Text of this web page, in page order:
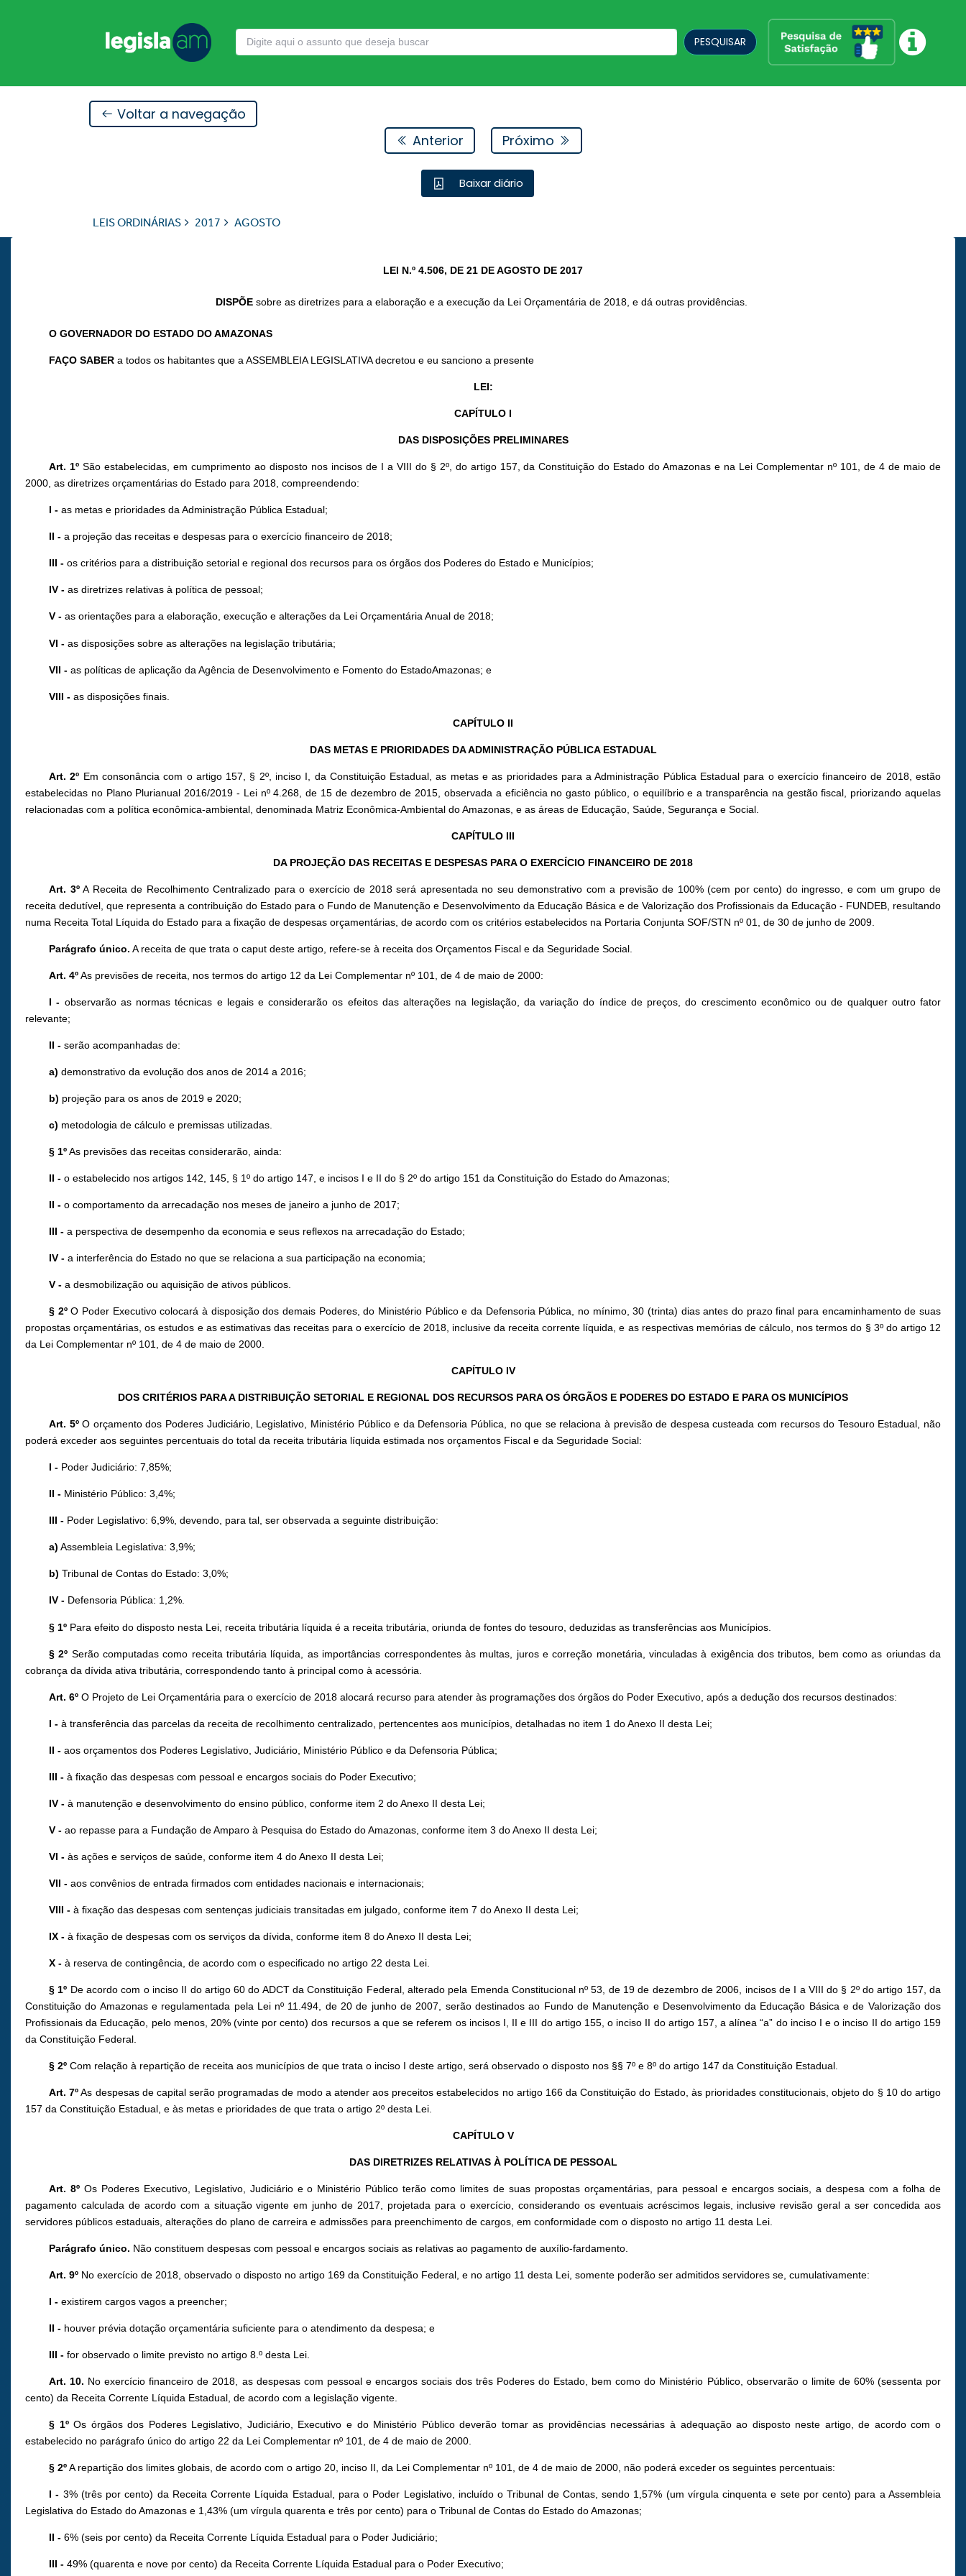
PESQUISAR
Voltar a navegação
Anterior
Próximo
Baixar diário
LEIS ORDINÁRIAS 2017 AGOSTO
LEI N.º 4.506, DE 21 DE AGOSTO DE 2017
DISPÕEsobre as diretrizes para a elaboração e a execução da Lei Orçamentária de 2018, e dá outras providências.
O GOVERNADOR DO ESTADO DO AMAZONAS
FAÇO SABER a todos os habitantes que a ASSEMBLEIA LEGISLATIVA decretou e eu sanciono a presente
LEI:
CAPÍTULO I
DAS DISPOSIÇÕES PRELIMINARES
Art. 1º São estabelecidas, em cumprimento ao disposto nos incisos de I a VIII do § 2º, do artigo 157, da Constituição do Estado do Amazonas e na Lei Complementar nº 101, de 4 de maio de
2000, as diretrizes orçamentárias do Estado para 2018, compreendendo:
I - as metas e prioridades da Administração Pública Estadual;
II - a projeção das receitas e despesas para o exercício financeiro de 2018;
III - os critérios para a distribuição setorial e regional dos recursos para os órgãos dos Poderes do Estado e Municípios;
IV - as diretrizes relativas à política de pessoal;
V - as orientações para a elaboração, execução e alterações da Lei Orçamentária Anual de 2018;
VI - as disposições sobre as alterações na legislação tributária;
VII - as políticas de aplicação da Agência de Desenvolvimento e Fomento do EstadoAmazonas; e
VIII - as disposições finais.
CAPÍTULO II
DAS METAS E PRIORIDADES DA ADMINISTRAÇÃO PÚBLICA ESTADUAL
Art. 2º Em consonância com o artigo 157, § 2º, inciso I, da Constituição Estadual, as metas e as prioridades para a Administração Pública Estadual para o exercício financeiro de 2018, estão
estabelecidas no Plano Plurianual 2016/2019 - Lei nº 4.268, de 15 de dezembro de 2015, observada a eficiência no gasto público, o equilíbrio e a transparência na gestão fiscal, priorizando aquelas
relacionadas com a política econômica-ambiental, denominada Matriz Econômica-Ambiental do Amazonas, e as áreas de Educação, Saúde, Segurança e Social.
CAPÍTULO III
DA PROJEÇÃO DAS RECEITAS E DESPESAS PARA O EXERCÍCIO FINANCEIRO DE 2018
Art. 3ºA Receita de Recolhimento Centralizado para o exercício de 2018 será apresentada no seu demonstrativo com a previsão de 100% (cem por cento) do ingresso, e com um grupo de
receita dedutível, que representa a contribuição do Estado para o Fundo de Manutenção e Desenvolvimento da Educação Básica e de Valorização dos Profissionais da Educação - FUNDEB, resultando
numa Receita Total Líquida do Estado para a fixação de despesas orçamentárias, de acordo com os critérios estabelecidos na Portaria Conjunta SOF/STN nº 01, de 30 de junho de 2009.
Parágrafo único. A receita de que trata o caput deste artigo, refere-se à receita dos Orçamentos Fiscal e da Seguridade Social.
Art. 4ºAs previsões de receita, nos termos do artigo 12 da Lei Complementar nº 101, de 4 de maio de 2000:
I - observarão as normas técnicas e legais e considerarão os efeitos das alterações na legislação, da variação do índice de preços, do crescimento econômico ou de qualquer outro fator
relevante;
II - serão acompanhadas de:
a) demonstrativo da evolução dos anos de 2014 a 2016;
b) projeção para os anos de 2019 e 2020;
c) metodologia de cálculo e premissas utilizadas.
§ 1ºAs previsões das receitas considerarão, ainda:
II - o estabelecido nos artigos 142, 145, § 1º do artigo 147, e incisos I e II do § 2º do artigo 151 da Constituição do Estado do Amazonas;
II - o comportamento da arrecadação nos meses de janeiro a junho de 2017;
III - a perspectiva de desempenho da economia e seus reflexos na arrecadação do Estado;
IV - a interferência do Estado no que se relaciona a sua participação na economia;
V - a desmobilização ou aquisição de ativos públicos.
§ 2ºO Poder Executivo colocará à disposição dos demais Poderes, do Ministério Público e da Defensoria Pública, no mínimo, 30 (trinta) dias antes do prazo final para encaminhamento de suas
propostas orçamentárias, os estudos e as estimativas das receitas para o exercício de 2018, inclusive da receita corrente líquida, e as respectivas memórias de cálculo, nos termos do § 3º do artigo 12
da Lei Complementar nº 101, de 4 de maio de 2000.
CAPÍTULO IV
DOS CRITÉRIOS PARA A DISTRIBUIÇÃO SETORIAL E REGIONAL DOS RECURSOS PARA OS ÓRGÃOS E PODERES DO ESTADO E PARA OS MUNICÍPIOS
Art. 5ºO orçamento dos Poderes Judiciário, Legislativo, Ministério Público e da Defensoria Pública, no que se relaciona à previsão de despesa custeada com recursos do Tesouro Estadual, não
poderá exceder aos seguintes percentuais do total da receita tributária líquida estimada nos orçamentos Fiscal e da Seguridade Social:
I - Poder Judiciário: 7,85%;
II - Ministério Público: 3,4%;
III - Poder Legislativo: 6,9%, devendo, para tal, ser observada a seguinte distribuição:
a) Assembleia Legislativa: 3,9%;
b) Tribunal de Contas do Estado: 3,0%;
IV - Defensoria Pública: 1,2%.
§ 1º Para efeito do disposto nesta Lei, receita tributária líquida é a receita tributária, oriunda de fontes do tesouro, deduzidas as transferências aos Municípios.
§ 2º Serão computadas como receita tributária líquida, as importâncias correspondentes às multas, juros e correção monetária, vinculadas à exigência dos tributos, bem como as oriundas da
cobrança da dívida ativa tributária, correspondendo tanto à principal como à acessória.
Art. 6º O Projeto de Lei Orçamentária para o exercício de 2018 alocará recurso para atender às programações dos órgãos do Poder Executivo, após a dedução dos recursos destinados:
I - à transferência das parcelas da receita de recolhimento centralizado, pertencentes aos municípios, detalhadas no item 1 do Anexo II desta Lei;
II - aos orçamentos dos Poderes Legislativo, Judiciário, Ministério Público e da Defensoria Pública;
III - à fixação das despesas com pessoal e encargos sociais do Poder Executivo;
IV - à manutenção e desenvolvimento do ensino público, conforme item 2 do Anexo II desta Lei;
V - ao repasse para a Fundação de Amparo à Pesquisa do Estado do Amazonas, conforme item 3 do Anexo II desta Lei;
VI - às ações e serviços de saúde, conforme item 4 do Anexo II desta Lei;
VII - aos convênios de entrada firmados com entidades nacionais e internacionais;
VIII - à fixação das despesas com sentenças judiciais transitadas em julgado, conforme item 7 do Anexo II desta Lei;
IX - à fixação de despesas com os serviços da dívida, conforme item 8 do Anexo II desta Lei;
X - à reserva de contingência, de acordo com o especificado no artigo 22 desta Lei.
§ 1º De acordo com o inciso II do artigo 60 do ADCT da Constituição Federal, alterado pela Emenda Constitucional nº 53, de 19 de dezembro de 2006, incisos de I a VIII do § 2º do artigo 157, da
Constituição do Amazonas e regulamentada pela Lei nº 11.494, de 20 de junho de 2007, serão destinados ao Fundo de Manutenção e Desenvolvimento da Educação Básica e de Valorização dos
Profissionais da Educação, pelo menos, 20% (vinte por cento) dos recursos a que se referem os incisos I, II e III do artigo 155, o inciso II do artigo 157, a alínea “a” do inciso I e o inciso II do artigo 159
da Constituição Federal.
§ 2º Com relação à repartição de receita aos municípios de que trata o inciso I deste artigo, será observado o disposto nos §§ 7º e 8º do artigo 147 da Constituição Estadual.
Art. 7ºAs despesas de capital serão programadas de modo a atender aos preceitos estabelecidos no artigo 166 da Constituição do Estado, às prioridades constitucionais, objeto do § 10 do artigo
157 da Constituição Estadual, e às metas e prioridades de que trata o artigo 2º desta Lei.
CAPÍTULO V
DAS DIRETRIZES RELATIVAS À POLÍTICA DE PESSOAL
Art. 8º Os Poderes Executivo, Legislativo, Judiciário e o Ministério Público terão como limites de suas propostas orçamentárias, para pessoal e encargos sociais, a despesa com a folha de
pagamento calculada de acordo com a situação vigente em junho de 2017, projetada para o exercício, considerando os eventuais acréscimos legais, inclusive revisão geral a ser concedida aos
servidores públicos estaduais, alterações do plano de carreira e admissões para preenchimento de cargos, em conformidade com o disposto no artigo 11 desta Lei.
Parágrafo único. Não constituem despesas com pessoal e encargos sociais as relativas ao pagamento de auxílio-fardamento.
Art. 9º No exercício de 2018, observado o disposto no artigo 169 da Constituição Federal, e no artigo 11 desta Lei, somente poderão ser admitidos servidores se, cumulativamente:
I - existirem cargos vagos a preencher;
II - houver prévia dotação orçamentária suficiente para o atendimento da despesa; e
III - for observado o limite previsto no artigo 8.º desta Lei.
Art. 10. No exercício financeiro de 2018, as despesas com pessoal e encargos sociais dos três Poderes do Estado, bem como do Ministério Público, observarão o limite de 60% (sessenta por
cento) da Receita Corrente Líquida Estadual, de acordo com a legislação vigente.
§ 1ºOs órgãos dos Poderes Legislativo, Judiciário, Executivo e do Ministério Público deverão tomar as providências necessárias à adequação ao disposto neste artigo, de acordo com o
estabelecido no parágrafo único do artigo 22 da Lei Complementar nº 101, de 4 de maio de 2000.
§ 2ºA repartição dos limites globais, de acordo com o artigo 20, inciso II, da Lei Complementar nº 101, de 4 de maio de 2000, não poderá exceder os seguintes percentuais:
I - 3% (três por cento) da Receita Corrente Líquida Estadual, para o Poder Legislativo, incluído o Tribunal de Contas, sendo 1,57% (um vírgula cinquenta e sete por cento) para a Assembleia
Legislativa do Estado do Amazonas e 1,43% (um vírgula quarenta e três por cento) para o Tribunal de Contas do Estado do Amazonas;
II - 6% (seis por cento) da Receita Corrente Líquida Estadual para o Poder Judiciário;
III - 49% (quarenta e nove por cento) da Receita Corrente Líquida Estadual para o Poder Executivo;